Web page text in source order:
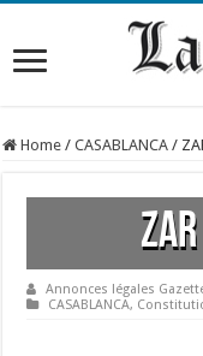
Home / CASABLANCA /
Annonces légales
CASABLANCA,